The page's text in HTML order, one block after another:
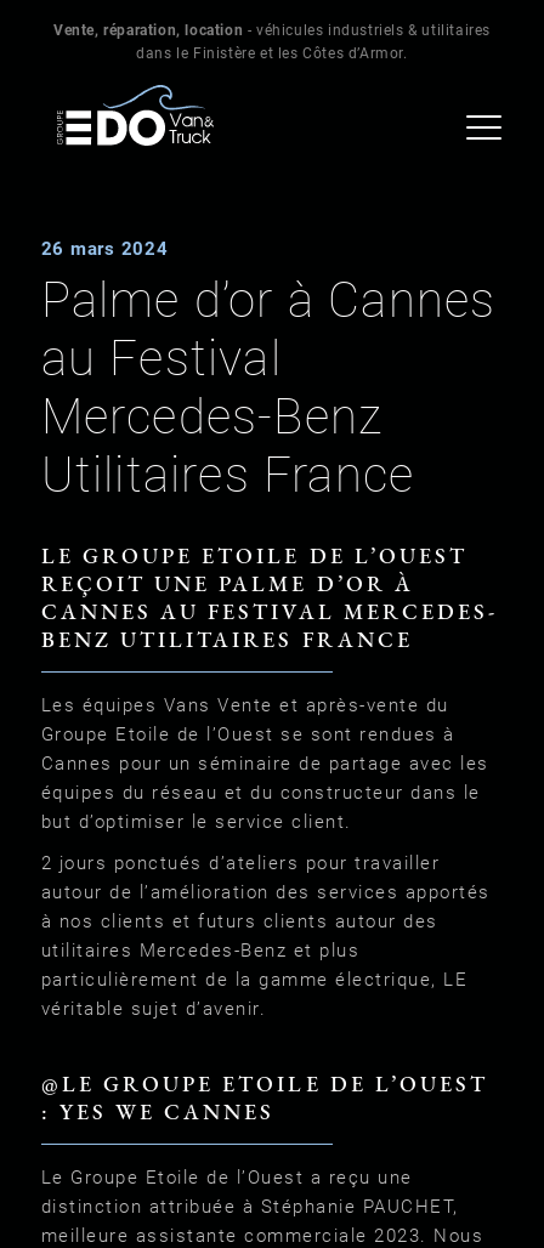
Vente, réparation, location - véhicules industriels & utilitaires
dans le Finistère et les Côtes d’Armor.
26 mars 2024
Palme d’or à Cannes
au Festival
Mercedes-Benz
Utilitaires France
LE GROUPE ETOILE DE L’OUEST
REÇOIT UNE PALME D’OR À
CANNES AU FESTIVAL MERCEDES-
BENZ UTILITAIRES FRANCE
Les équipes Vans Vente et après-vente du
Groupe Etoile de l’Ouest se sont rendues à
Cannes pour un séminaire de partage avec les
équipes du réseau et du constructeur dans le
but d’optimiser le service client.
2 jours ponctués d’ateliers pour travailler
autour de l’amélioration des services apportés
à nos clients et futurs clients autour des
utilitaires Mercedes-Benz et plus
particulièrement de la gamme électrique, LE
véritable sujet d’avenir.
@LE GROUPE ETOILE DE L’OUEST
: YES WE CANNES
Le Groupe Etoile de l’Ouest a reçu une
distinction attribuée à Stéphanie PAUCHET,
meilleure assistante commerciale 2023. Nous